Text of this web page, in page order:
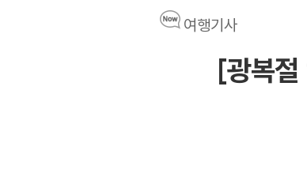
여행기사
[광복